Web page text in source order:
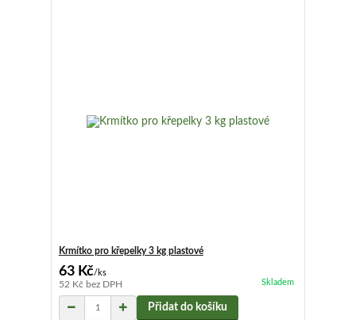
Krmítko pro křepelky 3 kg plastové
63 Kč/ks
52 Kč bez DPH Skladem
Přidat do košíku